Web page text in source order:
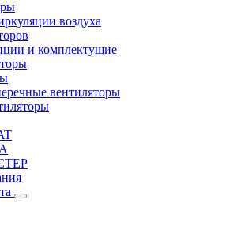
воздуха
и комплектущие
вентиляторы